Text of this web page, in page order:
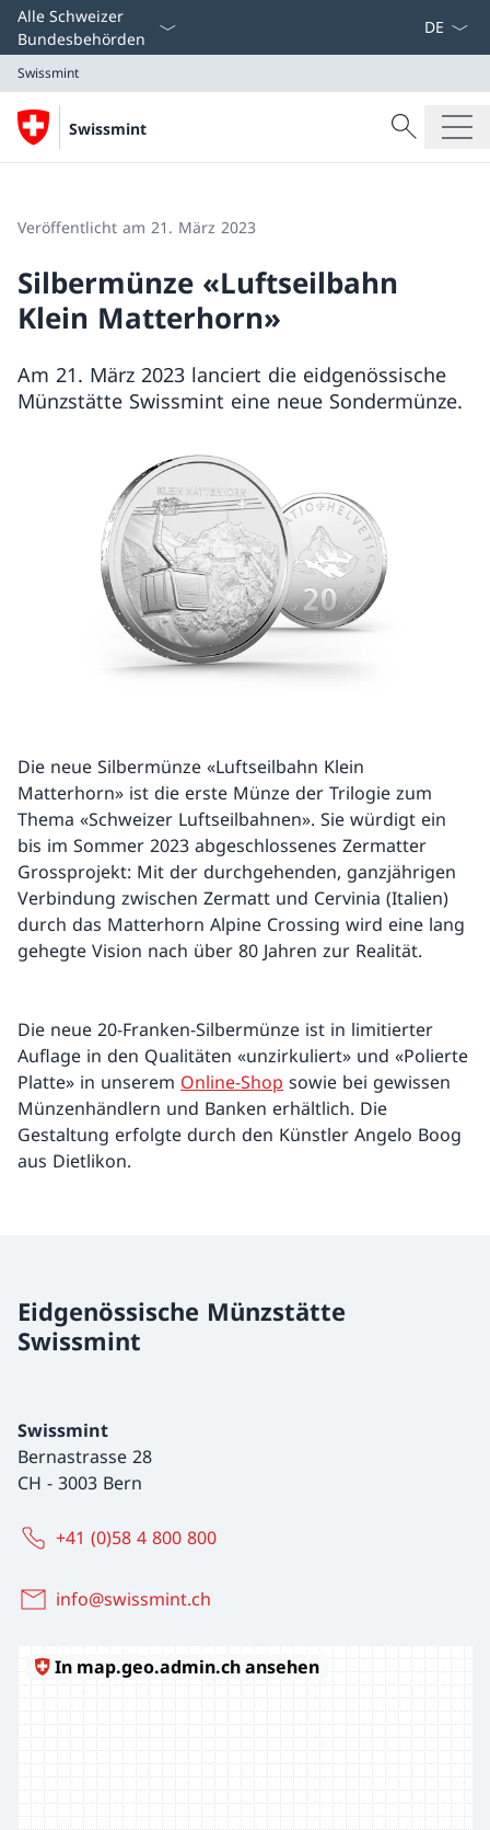
Alle Schweizer
Bundesbehörden
Swissmint
Swissmint
Suche
Suche
Veröffentlicht am 21. März 2023
Silbermünze «Luftseilbahn
Klein Matterhorn»
Am 21. März 2023 lanciert die eidgenössische
Münzstätte Swissmint eine neue Sondermünze.
Die neue Silbermünze «Luftseilbahn Klein
Matterhorn» ist die erste Münze der Trilogie zum
Thema «Schweizer Luftseilbahnen». Sie würdigt ein
bis im Sommer 2023 abgeschlossenes Zermatter
Grossprojekt: Mit der durchgehenden, ganzjährigen
Verbindung zwischen Zermatt und Cervinia (Italien)
durch das Matterhorn Alpine Crossing wird eine lang
gehegte Vision nach über 80 Jahren zur Realität.
Die neue 20-Franken-Silbermünze ist in limitierter
Auflage in den Qualitäten «unzirkuliert» und «Polierte
Platte» in unserem Online-Shop sowie bei gewissen
Münzenhändlern und Banken erhältlich. Die
Gestaltung erfolgte durch den Künstler Angelo Boog
aus Dietlikon.
Eidgenössische Münzstätte
Swissmint
Swissmint
Bernastrasse 28
CH - 3003 Bern
+41 (0)58 4 800 800
info@swissmint.ch